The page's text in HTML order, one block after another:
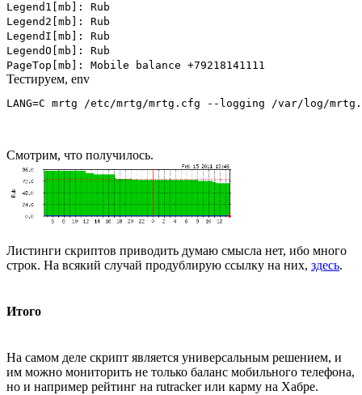
Legend1[mb]: Rub
Legend2[mb]: Rub
LegendI[mb]: Rub
LegendO[mb]: Rub
PageTop[mb]: Mobile balance +79218141111
Тестируем, env
LANG=C mrtg /etc/mrtg/mrtg.cfg --logging /var/log/
Смотрим, что получилось.
Листинги скриптов приводить думаю смысла нет, ибо много
строк. На всякий случай продублирую ссылку на них, здесь.
Итого
На самом деле скрипт является универсальным решением, и
им можно мониторить не только баланс мобильного телефона,
но и например рейтинг на rutracker или карму на Хабре.